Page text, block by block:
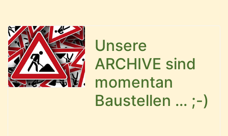
Unsere
ARCHIVE sind
momentan
Baustellen ... ;-)